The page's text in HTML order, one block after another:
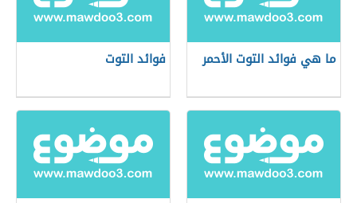
ما هي فوائد التوت الأحمر فوائد التوت